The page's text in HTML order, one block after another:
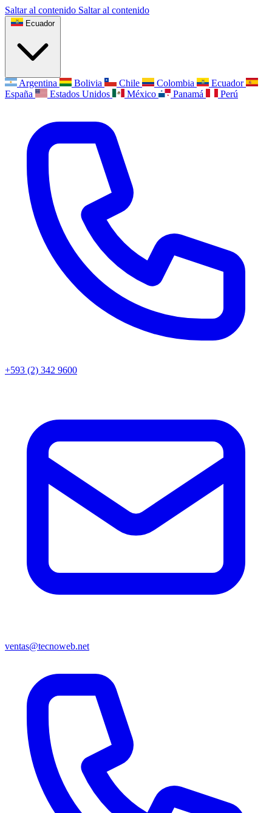
Saltar al contenido Saltar al contenido
Ecuador
Argentina Bolivia Chile Colombia
Ecuador
España
Estados Unidos México Panamá Perú
+593 (2) 342 9600
ventas@tecnoweb.net